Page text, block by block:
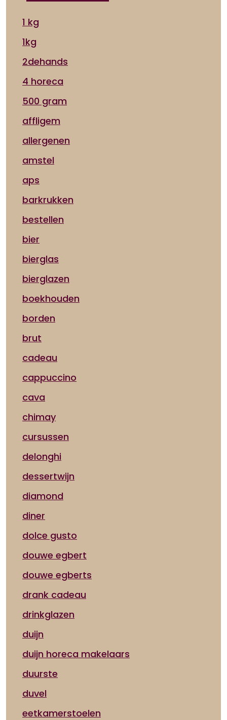
1 kg
1kg
2dehands
4 horeca
500 gram
affligem
allergenen
amstel
aps
barkrukken
bestellen
bier
bierglas
bierglazen
boekhouden
borden
brut
cadeau
cappuccino
cava
chimay
cursussen
delonghi
dessertwijn
diamond
diner
dolce gusto
douwe egbert
douwe egberts
drank cadeau
drinkglazen
duijn
duijn horeca makelaars
duurste
duvel
eetkamerstoelen